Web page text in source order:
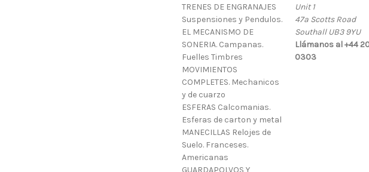
TRENES DE ENGRANAJES
Suspensiones y Pendulos.
EL MECANISMO DE
SONERIA. Campanas.
Fuelles Timbres
MOVIMIENTOS
COMPLETES. Mechanicos
y de cuarzo
ESFERAS Calcomanias.
Esferas de carton y metal
MANECILLAS Relojes de
Suelo. Franceses.
Americanas
GUARDAPOLVOS Y
Unit 1
47a Scotts Road
Southall UB3 9YU
Llámanos al +44
0303